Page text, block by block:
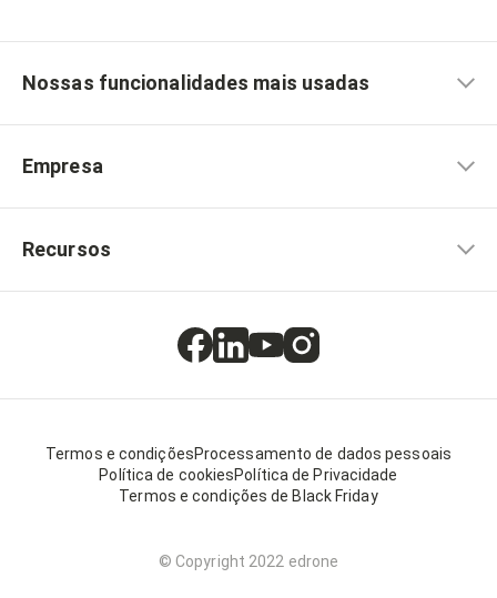
Nossas funcionalidades mais usadas
Empresa
Recursos
Termos e condiçõesProcessamento de dados pessoais
Política de cookiesPolítica de Privacidade
Termos e condições de Black Friday
© Copyright 2022 edrone